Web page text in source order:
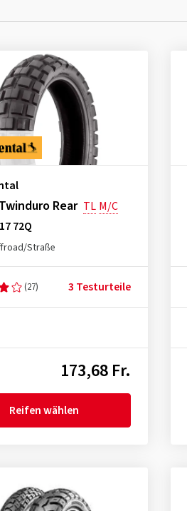
Rear TL M/C
72Q
Straße
(27) 3 Testurteile
173,68 Fr.
Reifen wählen